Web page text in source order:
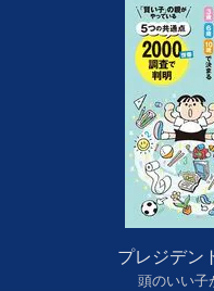
プレジデン
頭のいい子